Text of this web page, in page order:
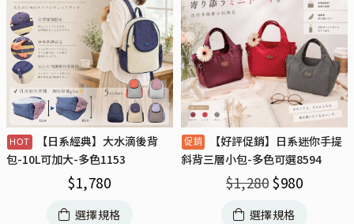
【日系經典】大水滴後背
包-10L可加大-多色1153
$1,780
選擇規格
【好評促銷】日系迷你手提
斜背三層小包-多色可選8594
$1,280 $980
選擇規格